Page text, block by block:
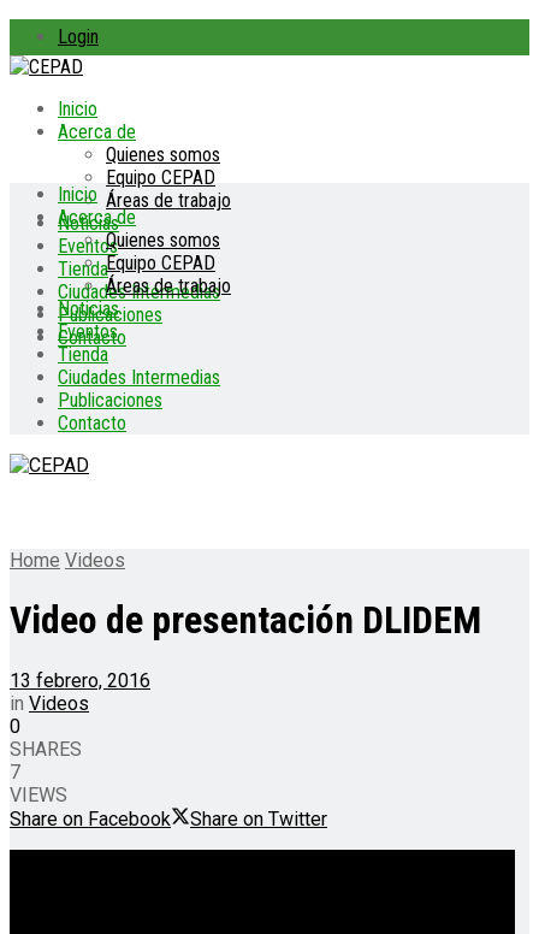
Login
Inicio
Acerca de
Quienes somos
Equipo CEPAD
Áreas de trabajo
Noticias
Eventos
Tienda
Ciudades Intermedias
Publicaciones
Contacto
Inicio
Acerca de
Quienes somos
Equipo CEPAD
Áreas de trabajo
Noticias
Eventos
Tienda
Ciudades Intermedias
Publicaciones
Contacto
Home Videos
Video de presentación DLIDEM
13 febrero, 2016
in Videos
0
SHARES
7
VIEWS
Share on Facebook
Share on Twitter